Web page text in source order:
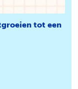
tot een